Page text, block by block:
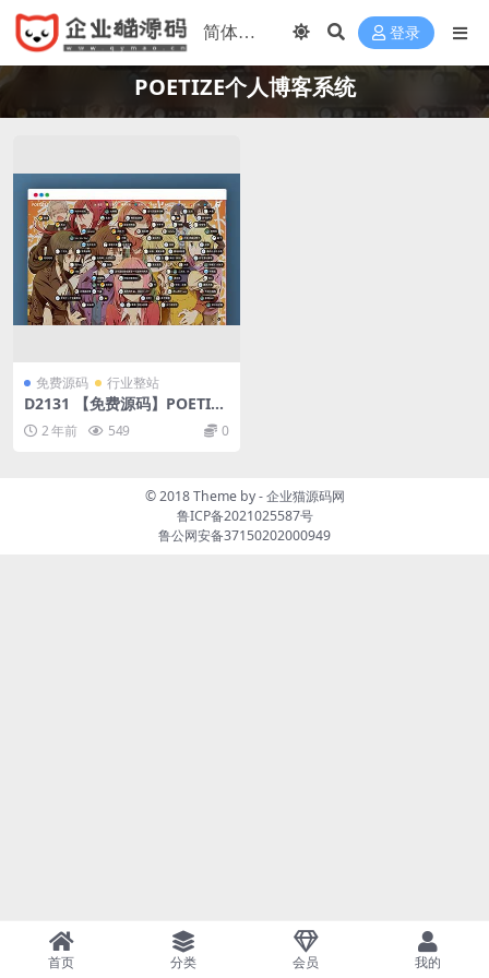
登录
POETIZE个人博客系统
免费源码 行业整站
D2131 【免费源码】POETIZE
个人博客系统源码 | 最美博客
2 年前 549 0
© 2018 Theme by -企业猫源码网
鲁ICP备2021025587号
鲁公网安备37150202000949
首页 分类 会员 我的